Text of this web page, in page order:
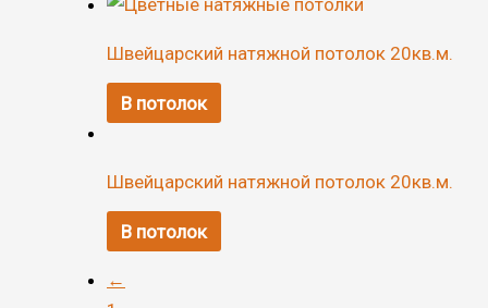
Швейцарский натяжной потолок 20кв.м.
В потолок
Швейцарский натяжной потолок 20кв.м.
В потолок
←